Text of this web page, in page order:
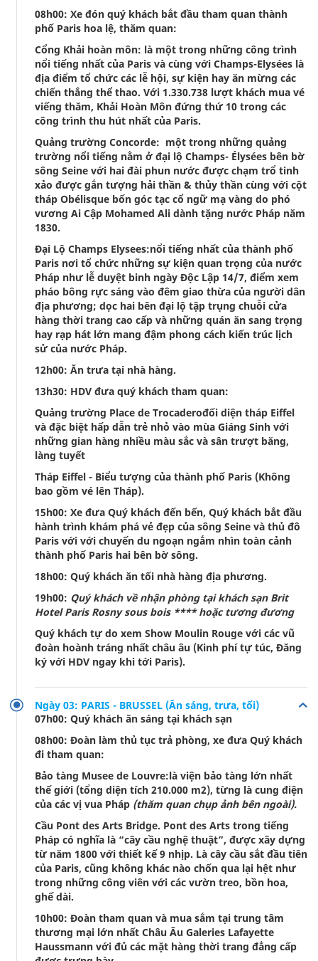
08h00: Xe đón quý khách bắt đầu tham quan thành
phố Paris hoa lệ, thăm quan:
Cổng Khải hoàn môn: là một trong những công trình
nổi tiếng nhất của Paris và cùng với Champs-Elysées là
địa điểm tổ chức các lễ hội, sự kiện hay ăn mừng các
chiến thắng thể thao. Với 1.330.738 lượt khách mua vé
viếng thăm, Khải Hoàn Môn đứng thứ 10 trong các
công trình thu hút nhất của Paris.
Quảng trường Concorde: một trong những quảng
trường nổi tiếng nằm ở đại lộ Champs- Élysées bên bờ
sông Seine với hai đài phun nước được chạm trổ tinh
xảo được gắn tượng hải thần & thủy thần cùng với cột
tháp Obélisque bốn góc tạc cổ ngữ mạ vàng do phó
vương Ai Cập Mohamed Ali dành tặng nước Pháp năm
1830.
Đại Lộ Champs Elysees:nổi tiếng nhất của thành phố
Paris nơi tổ chức những sự kiện quan trọng của nước
Pháp như lễ duyệt binh ngày Độc Lập 14/7, điểm xem
pháo bông rực sáng vào đêm giao thừa của người dân
địa phương; dọc hai bên đại lộ tập trụng chuỗi cửa
hàng thời trang cao cấp và những quán ăn sang trọng
hay rạp hát lớn mang đậm phong cách kiến trúc lịch
sử của nước Pháp.
12h00: Ăn trưa tại nhà hàng.
13h30: HDV đưa quý khách tham quan:
Quảng trường Place de Trocaderođối diện tháp Eiffel
và đặc biệt hấp dẫn trẻ nhỏ vào mùa Giáng Sinh với
những gian hàng nhiều màu sắc và sân trượt băng,
làng tuyết
Tháp Eiffel - Biểu tượng của thành phố Paris (Không
bao gồm vé lên Tháp).
15h00: Xe đưa Quý khách đến bến, Quý khách bắt đầu
hành trình khám phá vẻ đẹp của sông Seine và thủ đô
Paris với với chuyến du ngoạn ngắm nhìn toàn cảnh
thành phố Paris hai bên bờ sông.
18h00: Quý khách ăn tối nhà hàng địa phương.
19h00: Quý khách về nhận phòng tại khách sạn Brit
Hotel Paris Rosny sous bois **** hoặc tương đương
Quý khách tự do xem Show Moulin Rouge với các vũ
đoàn hoành tráng nhất châu âu (Kinh phí tự túc, Đăng
ký với HDV ngay khi tới Paris).
Ngày 03: PARIS - BRUSSEL (Ăn sáng, trưa, tối)
07h00: Quý khách ăn sáng tại khách sạn
08h00: Đoàn làm thủ tục trả phòng, xe đưa Quý khách
đi tham quan:
Bảo tàng Musee de Louvre:là viện bảo tàng lớn nhất
thế giới (tổng diện tích 210.000 m2), từng là cung điện
của các vị vua Pháp (thăm quan chụp ảnh bên ngoài).
Cầu Pont des Arts Bridge. Pont des Arts trong tiếng
Pháp có nghĩa là “cây cầu nghệ thuật”, được xây dựng
từ năm 1800 với thiết kế 9 nhịp. Là cây cầu sắt đầu tiên
của Paris, cũng không khác nào chốn qua lại hệt như
trong những công viên với các vườn treo, bồn hoa,
ghế dài.
10h00: Đoàn tham quan và mua sắm tại trung tâm
thương mại lớn nhất Châu Âu Galeries Lafayette
Haussmann với đủ các mặt hàng thời trang đẳng cấp